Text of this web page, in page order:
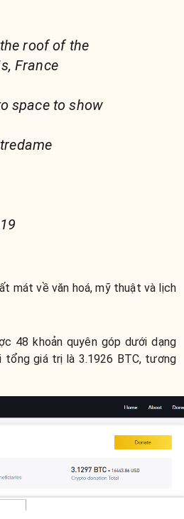
roof of the
France
space to show
mát về văn hoá, mỹ thuật và lịch
48 khoản quyên góp dưới dạng
tổng giá trị là 3.1926 BTC, tương